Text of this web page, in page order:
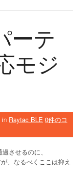
ーテ
モジ
in Raytac BLE 0件のコ
させるのに、
、なるべくここは抑え